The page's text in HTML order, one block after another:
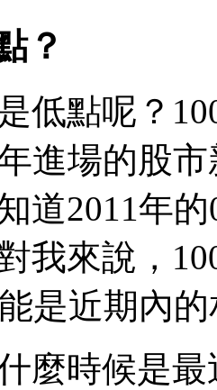
？
低點呢？
進場的股
道2011年
我來說，
是近期內
麼時候是